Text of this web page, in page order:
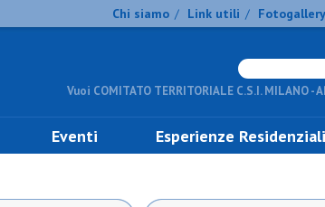
Chi siamo / Link utili / Fotogallery
Vuoi COMITATO TERRITORIALE C.S.I. MILANO -
Eventi Esperienze Residenziali